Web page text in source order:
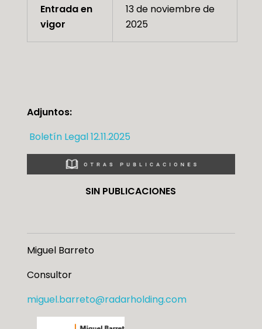
Entrada en
vigor
13 de noviembre de
2025
Adjuntos:
Boletín Legal 12.11.2025
SIN PUBLICACIONES
Miguel Barreto
Consultor
miguel.barreto@radarholding.com